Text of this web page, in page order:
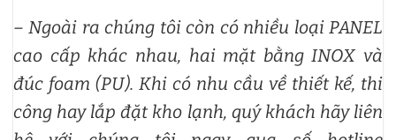
– Ngoài ra chúng tôi còn có nhiều loại PANEL
cao cấp khác nhau, hai mặt bằng INOX và
đúc foam (PU). Khi có nhu cầu về thiết kế, thi
công hay lắp đặt kho lạnh, quý khách hãy liên